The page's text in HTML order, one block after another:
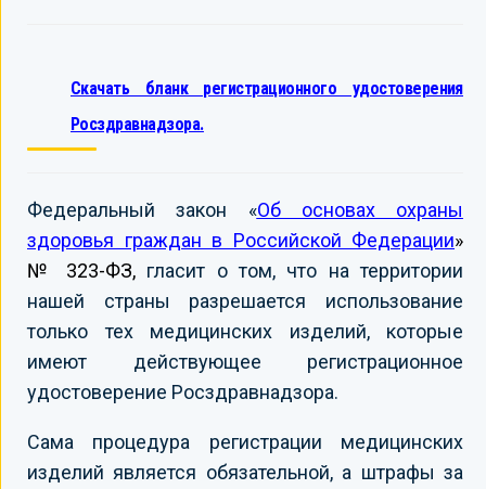
Скачать бланк регистрационного удостоверения
Росздравнадзора.
Федеральный закон «Об основах охраны
здоровья граждан в Российской Федерации»
№ 323-ФЗ, гласит о том, что на территории
нашей страны разрешается использование
только тех медицинских изделий, которые
имеют действующее регистрационное
удостоверение Росздравнадзора.
Сама процедура регистрации медицинских
изделий является обязательной, а штрафы за